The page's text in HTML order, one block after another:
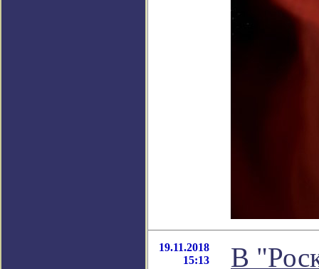
19.11.2018
15:13
В